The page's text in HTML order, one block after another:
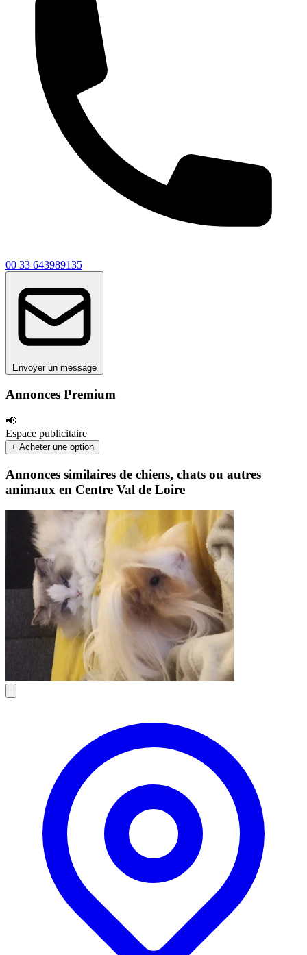
Annonces Premium
📢
Espace publicitaire
+ Acheter une option
00 33 643989135
Envoyer un message
Annonces similaires de chiens, chats ou autres
animaux en Centre Val de Loire